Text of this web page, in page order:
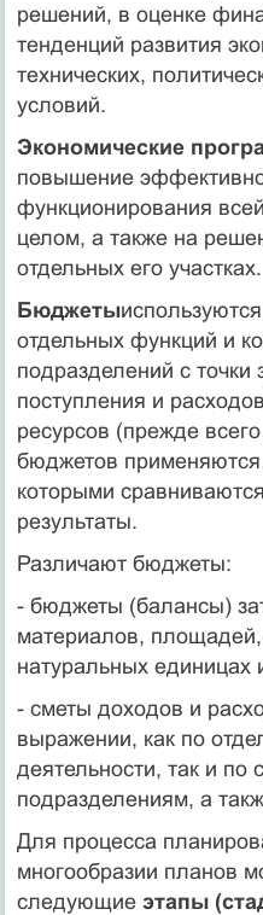
решений, в оценке
тенденций развития
технических,
условий.
Экономические
повышение
функционирования
целом, а также на
отдельных его участках.
Бюджеты
отдельных функций и
подразделений с точки
поступления и
ресурсов (прежде
бюджетов применяются
которыми
результаты.
Различают бюджеты:
- бюджеты (балансы)
материалов,
натуральных единицах
- сметы доходов и
выражении, как по
деятельности, так и по
подразделениям, а
Для процесса
многообразии планов
следующие этапы